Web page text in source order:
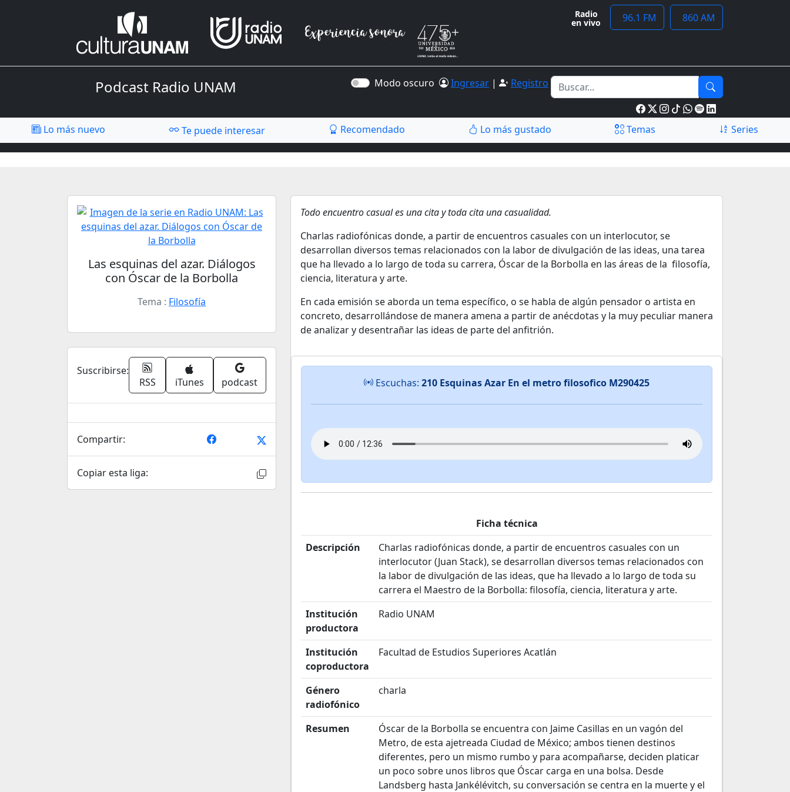
Radio
en vivo 96.1 FM 860 AM
Podcast Radio UNAM Modo oscuro Ingresar | Registro
Lo más nuevo Te puede interesar Recomendado Lo más gustado Temas Series
Las esquinas del azar. Diálogos
con Óscar de la Borbolla
Tema : Filosofía
Suscribirse:
RSS
iTunes podcast
Compartir:
Copiar esta liga:
Todo encuentro casual es una cita y toda cita una casualidad.
Charlas radiofónicas donde, a partir de encuentros casuales con un interlocutor, se
desarrollan diversos temas relacionados con la labor de divulgación de las ideas, una tarea
que ha llevado a lo largo de toda su carrera, Óscar de la Borbolla en las áreas de la filosofía,
ciencia, literatura y arte.
En cada emisión se aborda un tema específico, o se habla de algún pensador o artista en
concreto, desarrollándose de manera amena a partir de anécdotas y la muy peculiar manera
de analizar y desentrañar las ideas de parte del anfitrión.
Escuchas: 210 Esquinas Azar En el metro filosofico M290425
Ficha técnica
Descripción
Charlas radiofónicas donde, a partir de encuentros casuales con un
interlocutor (Juan Stack), se desarrollan diversos temas relacionados con
la labor de divulgación de las ideas, que ha llevado a lo largo de toda su
carrera el Maestro de la Borbolla: filosofía, ciencia, literatura y arte.
Institución
productora
Radio UNAM
Institución
coproductora
Facultad de Estudios Superiores Acatlán
Género
radiofónico
charla
Resumen
Óscar de la Borbolla se encuentra con Jaime Casillas en un vagón del
Metro, de esta ajetreada Ciudad de México; ambos tienen destinos
diferentes, pero un mismo rumbo y para acompañarse, deciden platicar
un poco sobre unos libros que Óscar carga en una bolsa. Desde
Landsberg hasta Jankélévitch, su conversación se centra en la muerte y el